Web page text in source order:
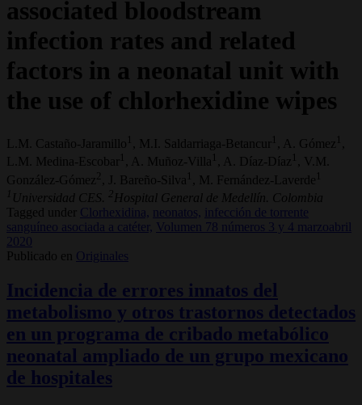
associated bloodstream
infection rates and related
factors in a neonatal unit with
the use of chlorhexidine wipes
L.M. Castaño-Jaramillo 1 , M.I. Saldarriaga-Betancur 1 , A. Gómez 1
L.M. Medina-Escobar 1 , A. Muñoz-Villa 1 , A. Díaz-Díaz 1
, V.M.
González-Gómez
, J. Bareño-Silva 1 , M. Fernández-Laverde 1
1 Universidad CES. 2 Hospital General de Medellín. Colombia
Tagged under
Clorhexidina, neonatos,
infección de torrente
sanguíneo asociada a catéter,
Volumen 78 números 3 y 4 marzoabril
2020
Publicado en
Originales
Incidencia de errores innatos del
metabolismo y otros trastornos detectados
en un programa de cribado metabólico
neonatal ampliado de un grupo mexicano
de hospitales